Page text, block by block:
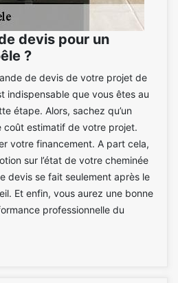
devis pour un
?
de devis de votre projet de
indispensable que vous êtes au
étape. Alors, sachez qu’un
coût estimatif de votre projet.
votre financement. A part cela,
sur l’état de votre cheminée
devis se fait seulement après le
Et enfin, vous aurez une bonne
professionnelle du